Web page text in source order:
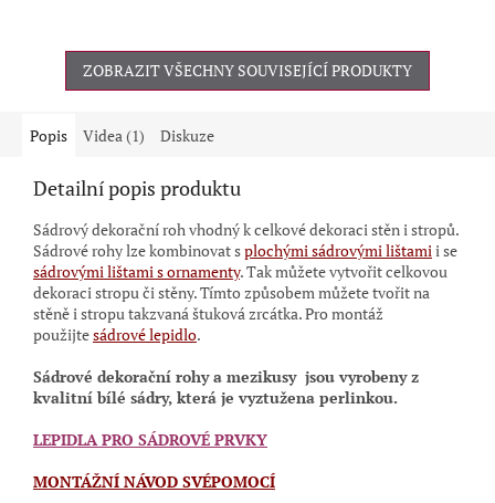
ZOBRAZIT VŠECHNY SOUVISEJÍCÍ PRODUKTY
Popis Videa (1) Diskuze
Detailní popis produktu
Sádrový dekorační roh vhodný k celkové dekoraci stěn i stropů.
Sádrové rohy lze kombinovat splochými sádrovými lištamii se
sádrovými lištami s ornamenty.Tak můžete vytvořit celkovou
dekoraci stropu či stěny. Tímto způsobem můžete tvořit na
stěně i stropu takzvaná štuková zrcátka. Pro montáž
použijtesádrové lepidlo.
Sádrové dekorační rohy a mezikusy jsou vyrobeny z
kvalitní bílé sádry, která je vyztužena perlinkou.
LEPIDLA PRO SÁDROVÉ PRVKY
MONTÁŽNÍ NÁVOD SVÉPOMOCÍ